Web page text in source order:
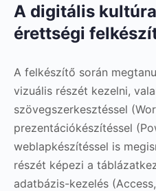
A digitális
érettségi
A felkészítő során
vizuális részét kezelni,
szövegszerkesztéssel
prezentációkészítéssel
weblapkészítéssel is
részét képezi a
adatbázis-kezelés